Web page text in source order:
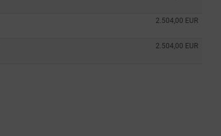
2.504,00 EUR
2.504,00 EUR